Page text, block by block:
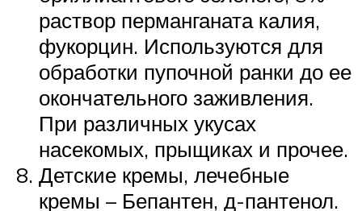
раствор перманганата калия,
фукорцин. Используются для
обработки пупочной ранки до ее
окончательного заживления.
При различных укусах
насекомых, прыщиках и прочее.
Детские кремы, лечебные
кремы – Бепантен, д-пантенол.